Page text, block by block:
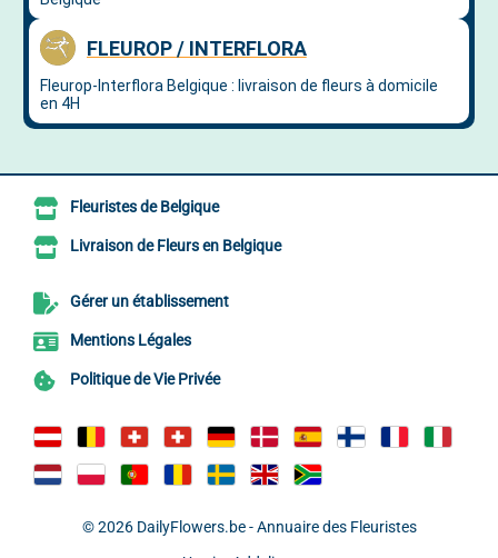
Fleuristes de Belgique
Livraison de Fleurs en Belgique
Gérer un établissement
Mentions Légales
Politique de Vie Privée
© 2026 DailyFlowers.be - Annuaire des Fleuristes